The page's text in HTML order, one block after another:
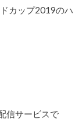
カップ2019のハ
信サービスで